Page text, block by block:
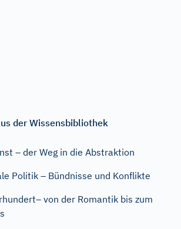
der Wissensbibliothek
– der Weg in die Abstraktion
Politik – Bündnisse und Konflikte
von der Romantik bis zum